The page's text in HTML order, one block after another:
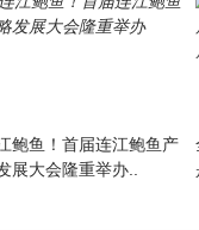
鲍鱼！首届连江鲍鱼产
展大会隆重举办..